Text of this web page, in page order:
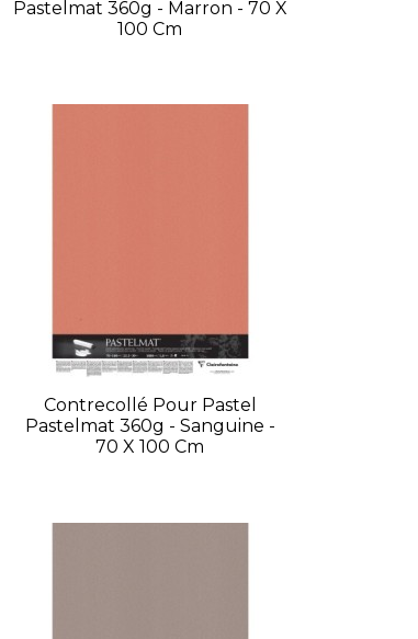
Pastelmat 360g - Marron - 70 X
100 Cm
Contrecollé Pour Pastel
Pastelmat 360g - Sanguine -
70 X 100 Cm